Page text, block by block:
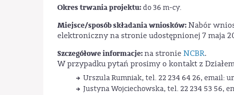
Okres trwania projektu: do 36 m-cy.
Miejsce/sposób składania wniosków: Nabór
elektroniczny na stronie udostępnionej 7 maja
Szczegółowe informacje:na stronie NCBR.
W przypadku pytań prosimy o kontakt z
Urszula Rumniak, tel. 22 234 64 26, email:
Justyna Wojciechowska, tel. 22 234 53 56,